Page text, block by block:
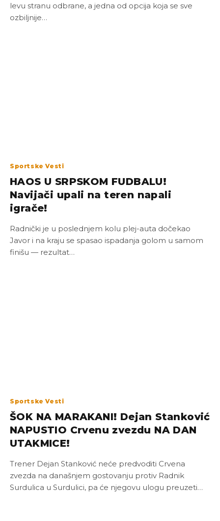
levu stranu odbrane, a jedna od opcija koja se sve
ozbiljnije…
Sportske Vesti
HAOS U SRPSKOM FUDBALU!
Navijači upali na teren napali
igrače!
Radnički je u poslednjem kolu plej-auta dočekao
Javor i na kraju se spasao ispadanja golom u samom
finišu — rezultat…
Sportske Vesti
ŠOK NA MARAKANI! Dejan Stanković
NAPUSTIO Crvenu zvezdu NA DAN
UTAKMICE!
Trener Dejan Stanković neće predvoditi Crvena
zvezda na današnjem gostovanju protiv Radnik
Surdulica u Surdulici, pa će njegovu ulogu preuzeti…